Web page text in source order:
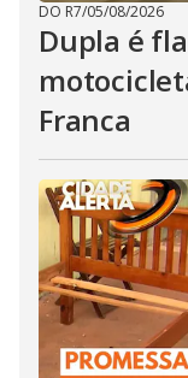
DO R7/05/08/2026
Dupla é
Franca